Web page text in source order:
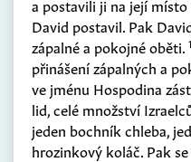
a postavili ji na její
David postavil. Pak
zápalné a pokojné oběti.
přinášení zápalných a
ve jménu Hospodina
lid, celé množství
jeden bochník chleba,
hrozinkový koláč. Pak